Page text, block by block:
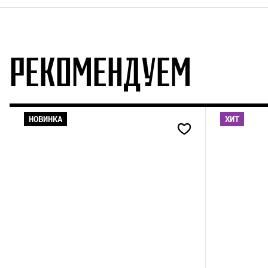
РЕКОМЕНДУЕМ
НОВИНКА ХИТ